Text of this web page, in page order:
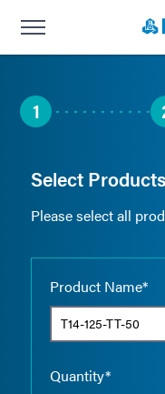
1
Select Products
Please select all
Product Name*
Quantity*